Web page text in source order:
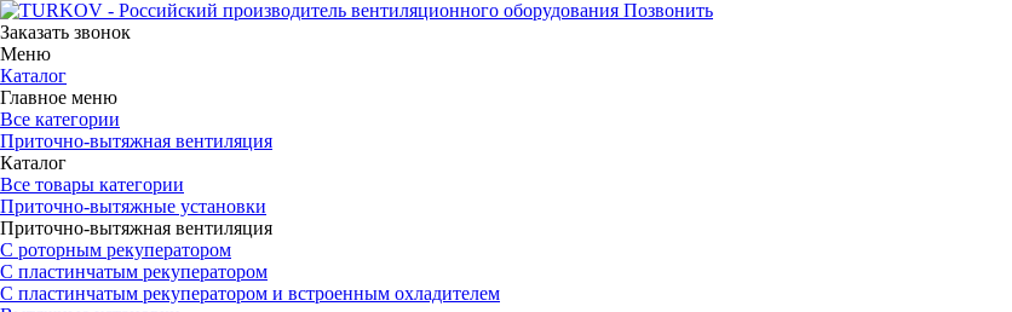
Позвонить
Заказать звонок
Меню
Каталог
Главное меню
Все категории
Приточно-вытяжная вентиляция
Каталог
Все товары категории
Приточно-вытяжные установки
Приточно-вытяжная вентиляция
С роторным рекуператором
С пластинчатым рекуператором
С пластинчатым рекуператором и встроенным охладителем